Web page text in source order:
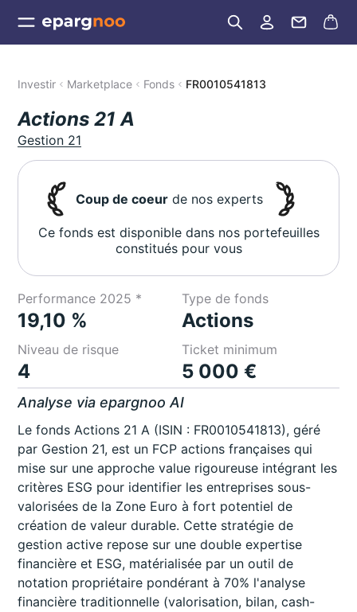
Investir Marketplace Fonds FR0010541813
Actions 21 A
Gestion 21
Coup de coeur de nos experts
Ce fonds est disponible dans nos portefeuilles
constitués pour vous
Performance 2025 *
19,10 %
Type de fonds
Actions
Niveau de risque
4
Ticket minimum
5 000 €
Analyse via epargnoo AI
Le fonds Actions 21 A (ISIN : FR0010541813), géré
par Gestion 21, est un FCP actions françaises qui
mise sur une approche value rigoureuse intégrant les
critères ESG pour identifier les entreprises sous-
valorisées de la Zone Euro à fort potentiel de
création de valeur durable. Cette stratégie de
gestion active repose sur une double expertise
financière et ESG, matérialisée par un outil de
notation propriétaire pondérant à 70% l'analyse
financière traditionnelle (valorisation, bilan, cash-